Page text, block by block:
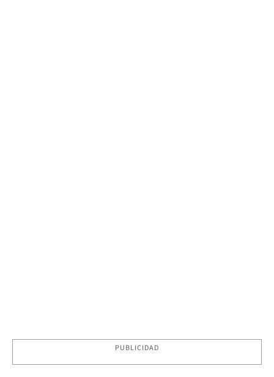
PUBLICIDAD